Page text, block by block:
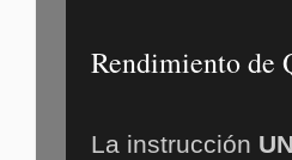
Rendimiento de
La instrucción